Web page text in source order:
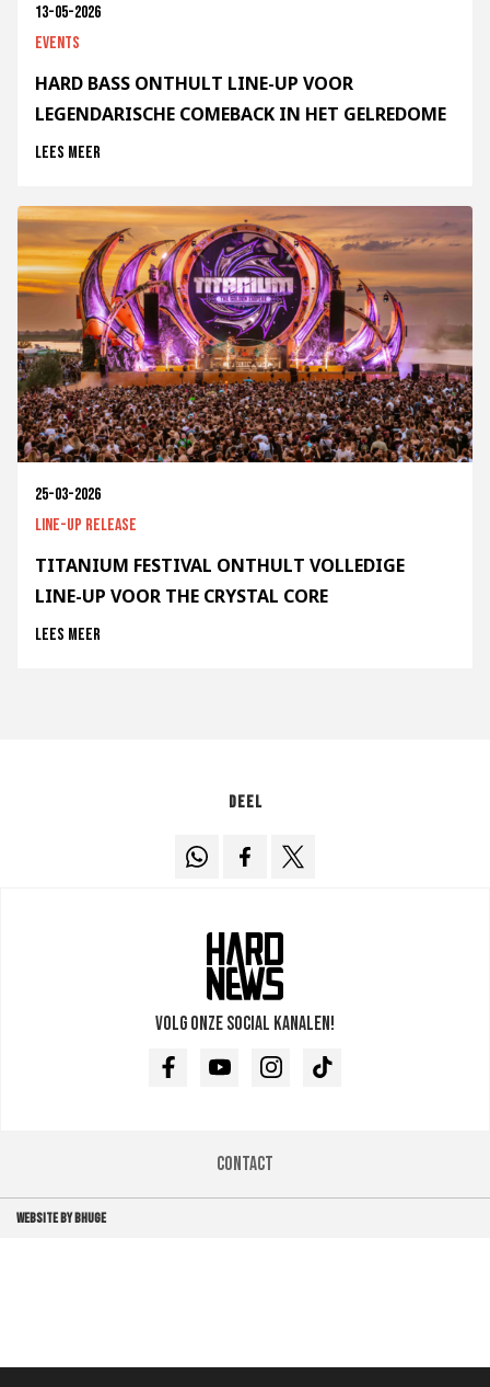
13-05-2026
Events
HARD BASS ONTHULT LINE-UP VOOR
LEGENDARISCHE COMEBACK IN HET GELREDOME
Lees meer
25-03-2026
Line-up release
TITANIUM FESTIVAL ONTHULT VOLLEDIGE
LINE-UP VOOR THE CRYSTAL CORE
Lees meer
Deel
Volg onze social kanalen!
FacebookYoutubeInstagramTikTok
Contact
WEBSITE BY BHUGE